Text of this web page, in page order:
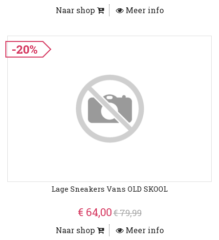
Naar shop Meer info
-20%
Lage Sneakers Vans OLD SKOOL
€ 64,00€ 79,99
Naar shop Meer info